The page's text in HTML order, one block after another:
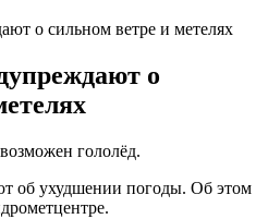
о
гололёд.
об ухудшении погоды. Об этом